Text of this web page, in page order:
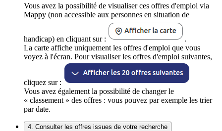
Vous avez la possibilité de visualiser ces offres d'emploi via
Mappy (non accessible aux personnes en situation de
handicap) en cliquant sur :
.
La carte affiche uniquement les offres d'emploi que vous
voyez à l'écran. Pour visualiser les offres d'emploi suivantes,
cliquez sur :
Vous avez également la possibilité de changer le
« classement » des offres : vous pouvez par exemple les trier
par date.
4. Consulter les offres issues de votre recherche